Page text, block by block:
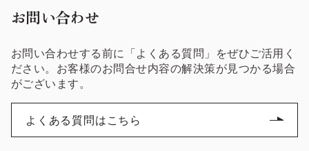
お問い合わせ
お問い合わせする前に「よくある質問」をぜひご活用く
ださい。お客様のお問合せ内容の解決策が見つかる場合
がございます。
よくある質問はこちら